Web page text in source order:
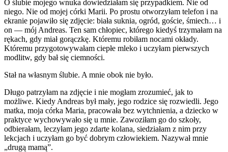
O ślubie mojego wnuka dowiedziałam się przypadkiem. Nie od
niego. Nie od mojej córki Marii. Po prostu otworzyłam telefon i na
ekranie pojawiło się zdjęcie: biała suknia, ogród, goście, śmiech… i
on — mój Andreas. Ten sam chłopiec, którego kiedyś trzymałam na
rękach, gdy miał gorączkę. Któremu robiłam nocami okłady.
Któremu przygotowywałam ciepłe mleko i uczyłam pierwszych
modlitw, gdy bał się ciemności.
Stał na własnym ślubie. A mnie obok nie było.
Długo patrzyłam na zdjęcie i nie mogłam zrozumieć, jak to
możliwe. Kiedy Andreas był mały, jego rodzice się rozwiedli. Jego
matka, moja córka Maria, pracowała bez wytchnienia, a dziecko w
praktyce wychowywało się u mnie. Zawoziłam go do szkoły,
odbierałam, leczyłam jego zdarte kolana, siedziałam z nim przy
lekcjach i uczyłam go być dobrym człowiekiem. Nazywał mnie
„drugą mamą”.